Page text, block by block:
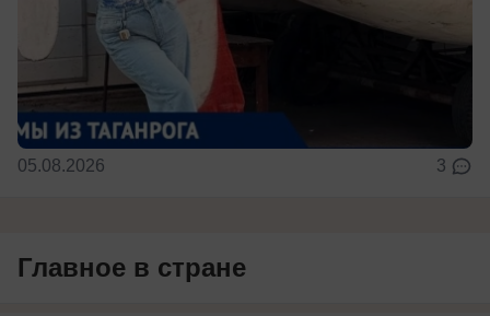
05.08.2026 3
Главное в стране